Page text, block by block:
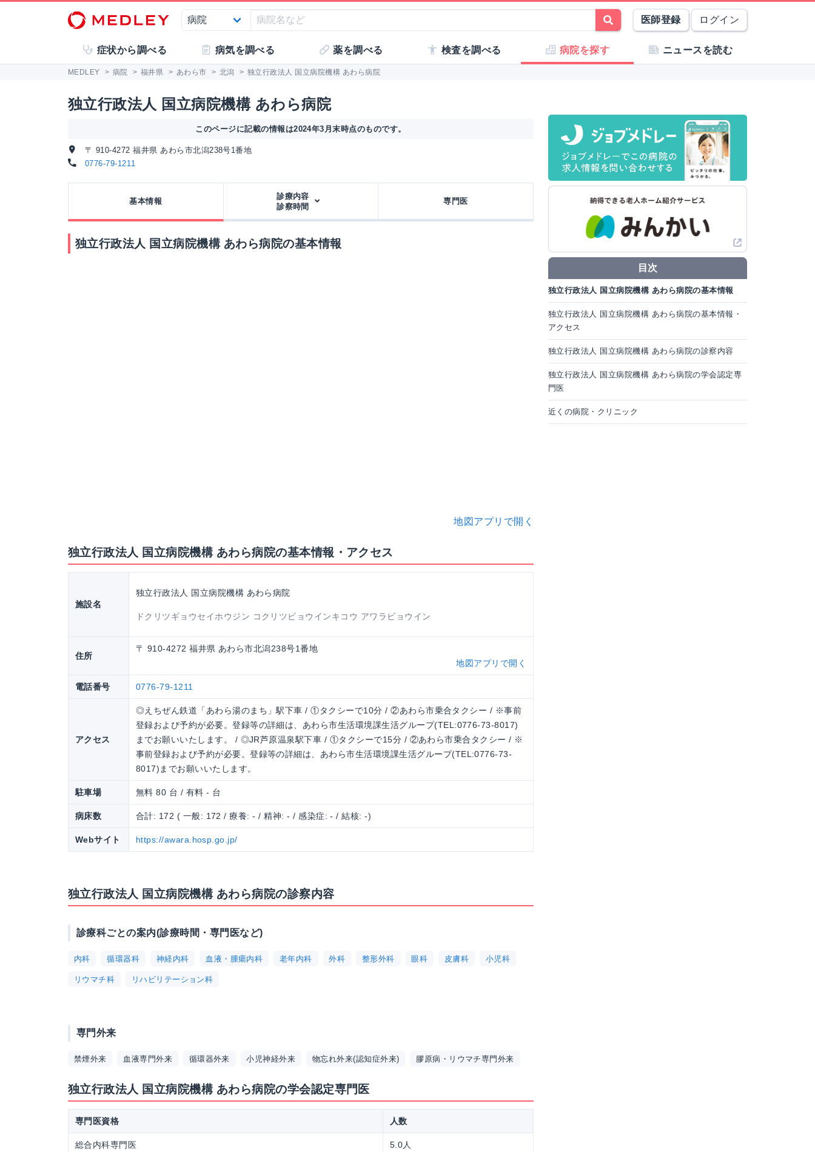
医師登録 ログイン
症状から調べる 病気を調べる 薬を調べる 検査を調べる 病院を探す ニュースを読む
MEDLEY > 病院 > 福井県 > あわら市 > 北潟 > 独立行政法人 国立病院機構 あわら病院
独立行政法人 国立病院機構 あわら病院
このページに記載の情報は2024年3月末時点のものです。
〒 910-4272 福井県 あわら市北潟238号1番地
0776-79-1211
基本情報
診療内容
診察時間
専門医
独立行政法人 国立病院機構 あわら病院の基本情報
地図アプリで開く
独立行政法人 国立病院機構 あわら病院の基本情報・アクセス
施設名
独立行政法人 国立病院機構 あわら病院
ドクリツギョウセイホウジン コクリツビョウインキコウ アワラビョウイン
住所
〒 910-4272 福井県 あわら市北潟238号1番地
地図アプリで開く
電話番号 0776-79-1211
アクセス
◎えちぜん鉄道「あわら湯のまち」駅下車 / ①タクシーで10分 / ②あわら市乗合タクシー / ※事前
登録および予約が必要。登録等の詳細は、あわら市生活環境課生活グループ(TEL:0776-73-8017)
までお願いいたします。 / ◎JR芦原温泉駅下車 / ①タクシーで15分 / ②あわら市乗合タクシー / ※
事前登録および予約が必要。登録等の詳細は、あわら市生活環境課生活グループ(TEL:0776-73-
8017)までお願いいたします。
駐車場 無料 80 台 / 有料 - 台
病床数 合計: 172 ( 一般: 172 / 療養: - / 精神: - / 感染症: - / 結核: -)
Webサイト https://awara.hosp.go.jp/
独立行政法人 国立病院機構 あわら病院の診察内容
診療科ごとの案内(診療時間・専門医など)
内科 循環器科 神経内科 血液・腫瘍内科 老年内科 外科 整形外科 眼科 皮膚科 小児科
リウマチ科 リハビリテーション科
専門外来
禁煙外来 血液専門外来 循環器外来 小児神経外来 物忘れ外来(認知症外来) 膠原病・リウマチ専門外来
独立行政法人 国立病院機構 あわら病院の学会認定専門医
専門医資格 人数
総合内科専門医 5.0人
目次
独立行政法人 国立病院機構 あわら病院の基本情報
独立行政法人 国立病院機構 あわら病院の基本情報・
アクセス
独立行政法人 国立病院機構 あわら病院の診察内容
独立行政法人 国立病院機構 あわら病院の学会認定専
門医
近くの病院・クリニック